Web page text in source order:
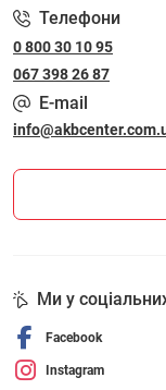
Телефони
0 800 30 10 95
067 398 26 87
E-mail
Ми у
Facebook
Instagram